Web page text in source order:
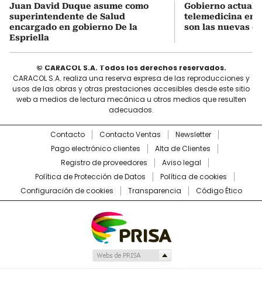
Juan David Duque asume como
superintendente de Salud
encargado en gobierno De la
Espriella
Gobierno
telemedicina en
son las nuevas
© CARACOL S.A. Todos los derechos reservados.
CARACOL S.A. realiza una reserva expresa de las reproducciones y
usos de las obras y otras prestaciones accesibles desde este sitio
web a medios de lectura mecánica u otros medios que resulten
adecuados.
Contacto Contacto Ventas
Newsletter
Pago electrónico clientes
Alta de Clientes
Registro de proveedores
Aviso legal
Política de Protección de Datos
Política de cookies
Configuración de cookies
Transparencia Código Ético